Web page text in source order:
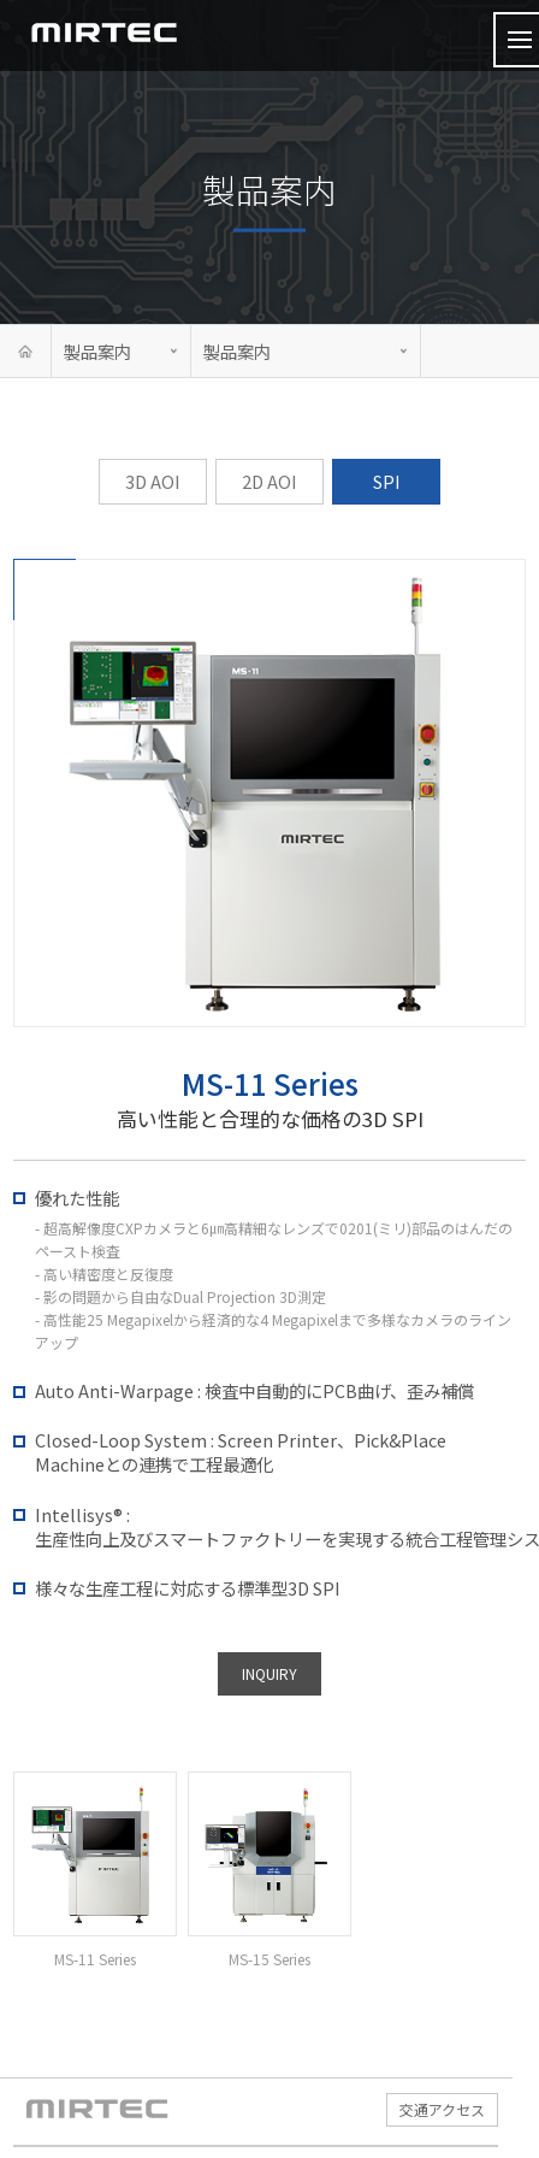
製品案内
製品案内 製品案内
3D AOI 2D AOI SPI
MS-11 Series
高い性能と合理的な価格の3D SPI
優れた性能
- 超高解像度CXPカメラと6㎛高精細なレンズで0201(ミリ)部品のはんだの
ペースト検査
- 高い精密度と反復度
- 影の問題から自由なDual Projection 3D測定
- 高性能25 Megapixelから経済的な4 Megapixelまで多様なカメラのライン
アップ
Auto Anti-Warpage : 検査中自動的にPCB曲げ、歪み補償
Closed-Loop System : Screen Printer、Pick&Place
Machineとの連携で工程最適化
Intellisys® :
生産性向上及びスマートファクトリーを実現する統合工程管理シ
様々な生産工程に対応する標準型3D SPI
INQUIRY
MS-11 Series MS-15 Series
交通アクセス